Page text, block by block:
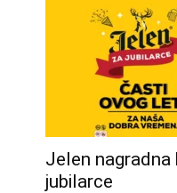
Jelen nagradna
jubilarce